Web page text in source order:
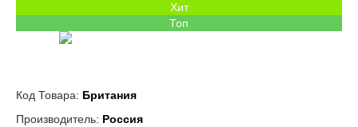
Хит
Топ
Код Товара: Британия
Производитель: Россия